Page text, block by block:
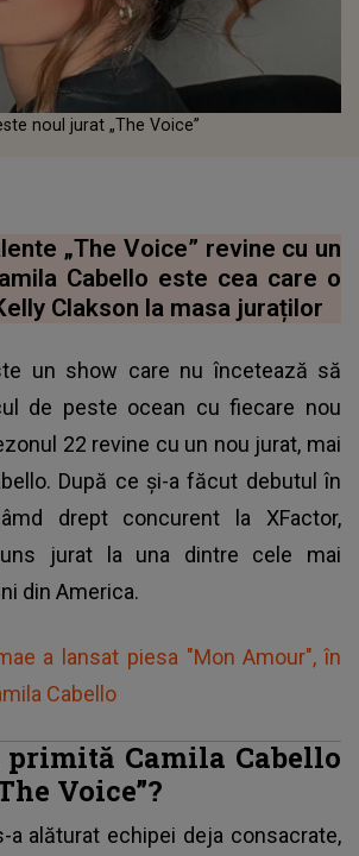
noul jurat „The Voice”
„The Voice” revine cu un
Cabello este cea care o
Clakson la masa juraților
un show care nu încetează să
de peste ocean cu fiecare nou
22 revine cu un nou jurat, mai
După ce și-a făcut debutul în
drept concurent la XFactor,
jurat la una dintre cele mai
din America.
a lansat piesa "Mon Amour", în
Cabello
primită Camila Cabello
Voice”?
a alăturat echipei deja consacrate,